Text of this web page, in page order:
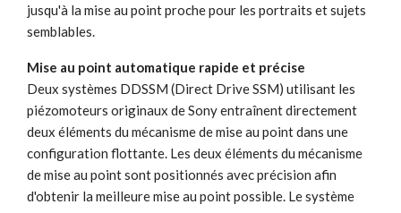
jusqu'à la mise au point proche pour les portraits et sujets
semblables.
Mise au point automatique rapide et précise
Deux systèmes DDSSM (Direct Drive SSM) utilisant les
piézomoteurs originaux de Sony entraînent directement
deux éléments du mécanisme de mise au point dans une
configuration flottante. Les deux éléments du mécanisme
de mise au point sont positionnés avec précision afin
d'obtenir la meilleure mise au point possible. Le système